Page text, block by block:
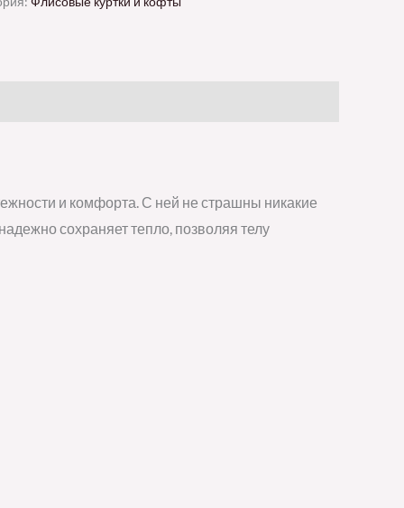
и комфорта. С ней не страшны никакие
сохраняет тепло, позволяя телу